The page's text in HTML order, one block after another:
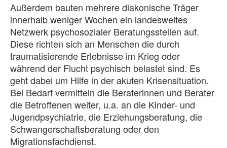
Außerdem bauten mehrere diakonische Träger
innerhalb weniger Wochen ein landesweites
Netzwerk psychosozialer Beratungsstellen auf.
Diese richten sich an Menschen die durch
traumatisierende Erlebnisse im Krieg oder
während der Flucht psychisch belastet sind. Es
geht dabei um Hilfe in der akuten Krisensituation.
Bei Bedarf vermitteln die Beraterinnen und Berater
die Betroffenen weiter, u.a. an die Kinder- und
Jugendpsychiatrie, die Erziehungsberatung, die
Schwangerschaftsberatung oder den
Migrationsfachdienst.